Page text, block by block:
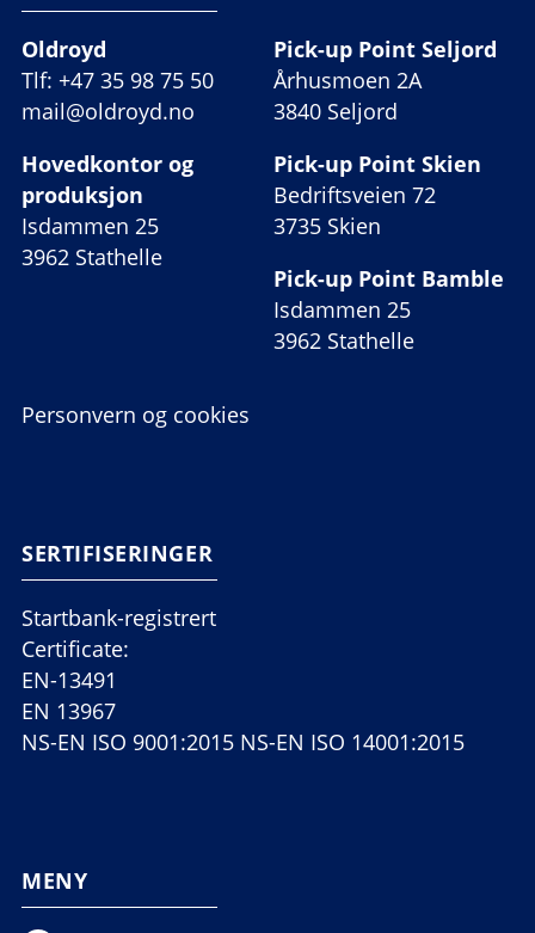
Oldroyd
Tlf: +47 35 98 75 50
mail@oldroyd.no
Hovedkontor og
produksjon
Isdammen 25
3962 Stathelle
Pick-up Point Seljord
Århusmoen 2A
3840 Seljord
Pick-up Point Skien
Bedriftsveien 72
3735 Skien
Pick-up Point Bamble
Isdammen 25
3962 Stathelle
Personvern og cookies
SERTIFISERINGER
Startbank-registrert
Certificate:
EN-13491
EN 13967
NS-EN ISO 9001:2015 NS-EN ISO 14001:2015
MENY